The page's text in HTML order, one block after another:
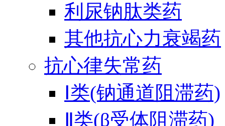
利尿钠肽类药
其他抗心力衰竭药
抗心律失常药
Ⅰ类(钠通道阻滞药)
Ⅱ类(β受体阻滞药)